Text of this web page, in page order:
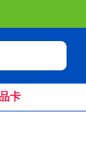
卡